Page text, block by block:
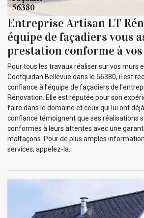
Entreprise Artisan LT
équipe de façadiers vous
prestation conforme à
Pour tous les travaux réaliser sur vos murs
Coetquidan Bellevue dans le 56380, il est
confiance à l’équipe de façadiers de
Rénovation. Elle est réputée pour son
faire dans le domaine et ceux qui lui ont
confiance témoignent que ses réalisations
conformes à leurs attentes avec une
malfaçons. Pour de plus amples
services, appelez-la.